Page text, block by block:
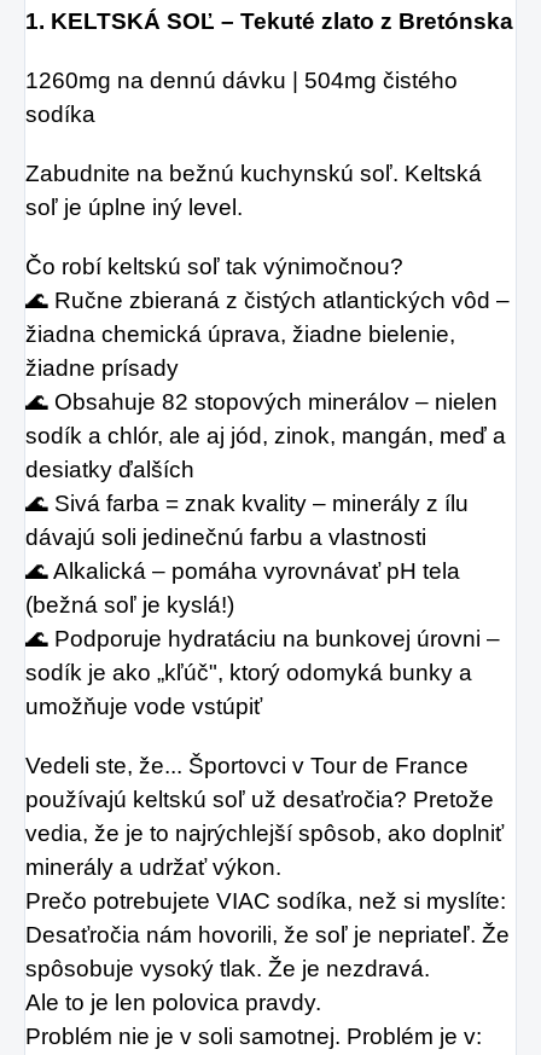
1. KELTSKÁ SOĽ – Tekuté zlato z Bretónska
1260mg na dennú dávku | 504mg čistého
sodíka
Zabudnite na bežnú kuchynskú soľ. Keltská
soľ je úplne iný level.
Čo robí keltskú soľ tak výnimočnou?
🌊 Ručne zbieraná z čistých atlantických vôd –
žiadna chemická úprava, žiadne bielenie,
žiadne prísady
🌊 Obsahuje 82 stopových minerálov – nielen
sodík a chlór, ale aj jód, zinok, mangán, meď a
desiatky ďalších
🌊 Sivá farba = znak kvality – minerály z ílu
dávajú soli jedinečnú farbu a vlastnosti
🌊 Alkalická – pomáha vyrovnávať pH tela
(bežná soľ je kyslá!)
🌊 Podporuje hydratáciu na bunkovej úrovni –
sodík je ako „kľúč", ktorý odomyká bunky a
umožňuje vode vstúpiť
Vedeli ste, že... Športovci v Tour de France
používajú keltskú soľ už desaťročia? Pretože
vedia, že je to najrýchlejší spôsob, ako doplniť
minerály a udržať výkon.
Prečo potrebujete VIAC sodíka, než si myslíte:
Desaťročia nám hovorili, že soľ je nepriateľ. Že
spôsobuje vysoký tlak. Že je nezdravá.
Ale to je len polovica pravdy.
Problém nie je v soli samotnej. Problém je v: